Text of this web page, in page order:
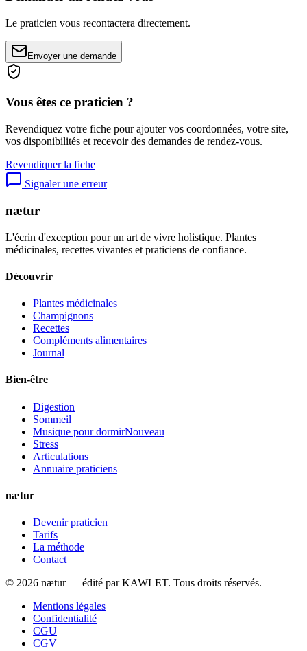
Le praticien vous recontactera directement.
Envoyer une demande
Vous êtes ce praticien ?
Revendiquez votre fiche pour ajouter vos coordonnées, votre site,
vos disponibilités et recevoir des demandes de rendez-vous.
Revendiquer la fiche
Signaler une erreur
nætur
L'écrin d'exception pour un art de vivre holistique. Plantes
médicinales, recettes vivantes et praticiens de confiance.
Découvrir
Plantes médicinales
Champignons
Recettes
Compléments alimentaires
Journal
Bien-être
Digestion
Sommeil
Musique pour dormirNouveau
Stress
Articulations
Annuaire praticiens
nætur
Devenir praticien
Tarifs
La méthode
Contact
© 2026 nætur — édité par KAWLET. Tous droits réservés.
Mentions légales
Confidentialité
CGU
CGV